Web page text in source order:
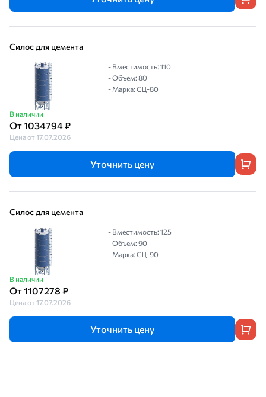
Силос для цемента
В наличии
От 1034794 ₽
Цена от 17.07.2026
- Вместимость: 110
- Объем: 80
- Марка: СЦ-80
Уточнить цену
Силос для цемента
В наличии
От 1107278 ₽
Цена от 17.07.2026
- Вместимость: 125
- Объем: 90
- Марка: СЦ-90
Уточнить цену